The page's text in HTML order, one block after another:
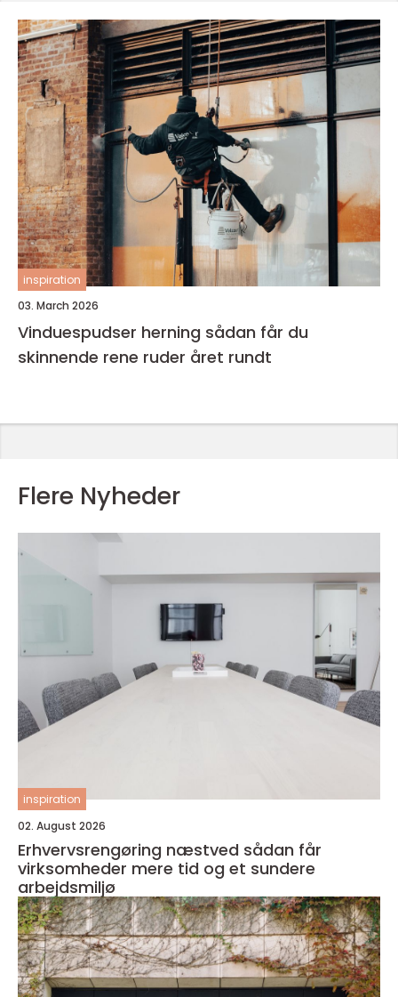
inspiration
03. March 2026
Vinduespudser herning sådan får du
skinnende rene ruder året rundt
Flere Nyheder
inspiration
02. August 2026
Erhvervsrengøring næstved sådan får
virksomheder mere tid og et sundere
arbejdsmiljø